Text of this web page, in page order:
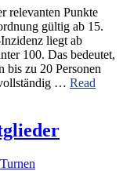
relevanten Punkte
gültig ab 15.
liegt ab
100. Das bedeutet,
bis zu 20 Personen
… Read
Turnen